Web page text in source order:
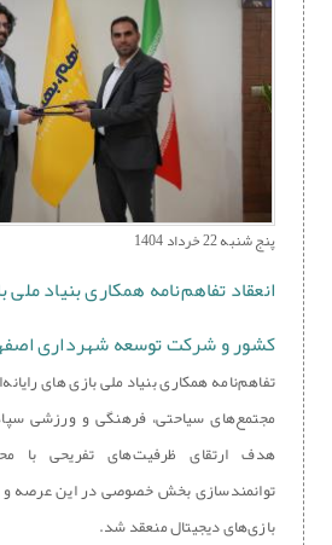
پنج شنبه 22 خرداد 1404
انعقاد تفاهم‌نامه همکاری بنیاد ملی
کشور و شرکت توسعه شهرداری
تفاهم‌نامه همکاری بنیاد ملی بازی های
مجتمع‌های سیاحتی، فرهنگی و ورزشی
هدف ارتقای ظرفیت‌های تفریحی با
توانمندسازی بخش خصوصی در این عرصه و
بازی‌های دیجیتال منعقد شد.